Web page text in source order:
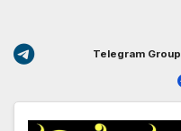
Telegram Group